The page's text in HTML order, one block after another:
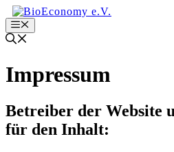
Zum
Inhalt
springen
Menu
Impressum
Betreiber der Website
für den Inhalt: